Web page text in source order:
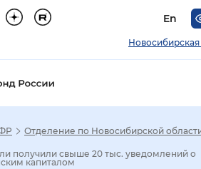
En
Новосибирская
Отделение по Новосибирской
получили свыше 20 тыс. уведомлений о
капиталом